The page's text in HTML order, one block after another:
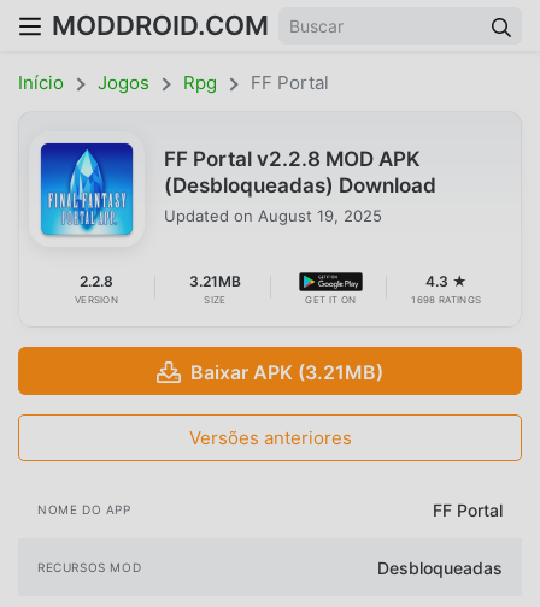
MODDROID.COM
Início Jogos Rpg FF Portal
FF Portal v2.2.8 MOD APK
(Desbloqueadas) Download
Updated on August 19, 2025
2.2.8
VERSION
3.21MB
SIZE GET IT ON
4.3 ★
1698 RATINGS
Baixar APK (3.21MB)
Versões anteriores
NOME DO APP FF Portal
RECURSOS MOD Desbloqueadas